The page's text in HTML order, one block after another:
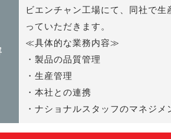
ビエンチャン工場にて、同社で
っていただきます。
≪具体的な業務内容≫
・製品の品質管理
・生産管理
・本社との連携
・ナショナルスタッフのマネジメ